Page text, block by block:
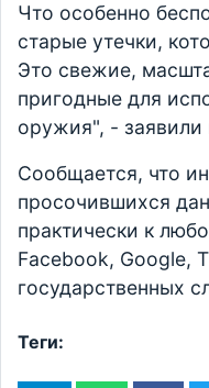
Что особенно
старые утечки,
Это свежие,
пригодные для
оружия", - заявили
Сообщается, что
просочившихся
практически к
Facebook, Google,
государственных
Теги: